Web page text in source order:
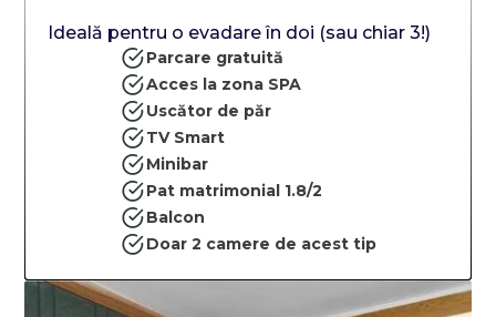
Ideală pentru o evadare în doi (sau chiar 3!)
Parcare gratuită
Acces la zona SPA
Uscător de păr
TV Smart
Minibar
Pat matrimonial 1.8/2
Balcon
Doar 2 camere de acest tip